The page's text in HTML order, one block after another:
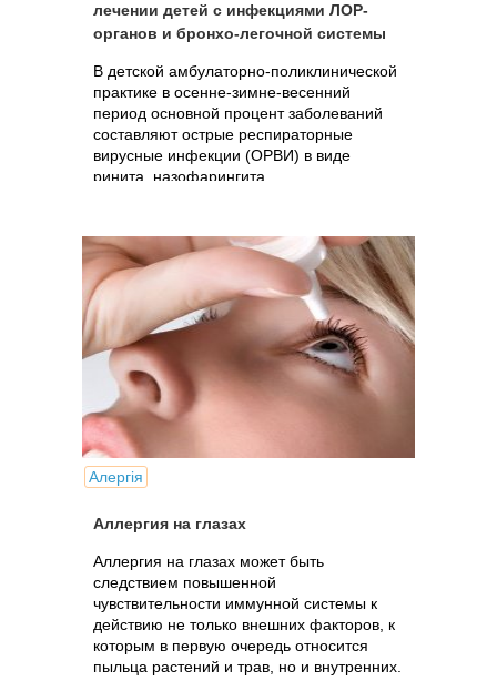
лечении детей с инфекциями ЛОР-
органов и бронхо-легочной системы
В детской амбулаторно-поликлинической
практике в осенне-зимне-весенний
период основной процент заболеваний
составляют острые респираторные
вирусные инфекции (ОРВИ) в виде
ринита, назофарингита,
Алергія
Аллергия на глазах
Аллергия на глазах может быть
следствием повышенной
чувствительности иммунной системы к
действию не только внешних факторов, к
которым в первую очередь относится
пыльца растений и трав, но и внутренних.